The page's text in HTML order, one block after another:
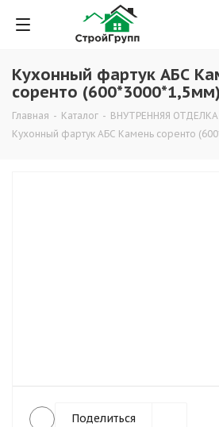
Кухонный фартук АБС
соренто (600*3000*1,5мм)
Главная - Каталог - ВНУТРЕННЯЯ ОТДЕЛКА
Кухонный фартук АБС Камень соренто
Поделиться